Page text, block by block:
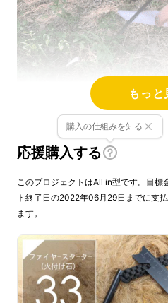
このサイズなのに薪もぶ
ハンパない！
焚火・薪割り料理など
す！
ナイフ1本持つという男
もっと
応援購入する
購入の仕組みを知る
このプロジェクトはAll in型です。目標
ト終了日の2022年06月29日までに支
ます。